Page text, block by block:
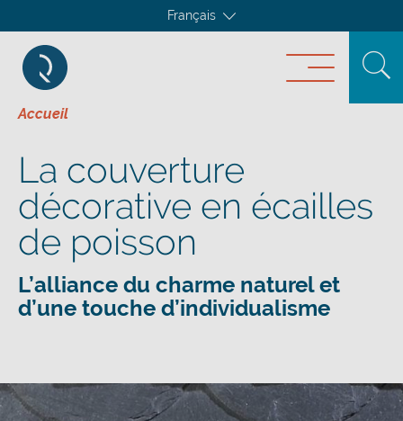
Français
Accueil
La couverture
décorative en écailles
de poisson
L’alliance du charme naturel et
d’une touche d’individualisme